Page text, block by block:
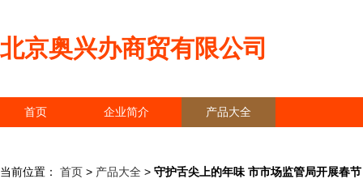
北京奥兴办商贸有限公司
首页 企业简介 产品大全
当前位置： 首页 > 产品大全 > 守护舌尖上的年味 市市场监管局开展春节